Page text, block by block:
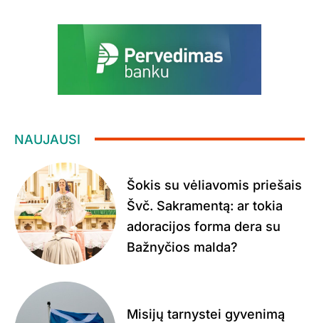
NAUJAUSI
Šokis su vėliavomis priešais
Švč. Sakramentą: ar tokia
adoracijos forma dera su
Bažnyčios malda?
Misijų tarnystei gyvenimą